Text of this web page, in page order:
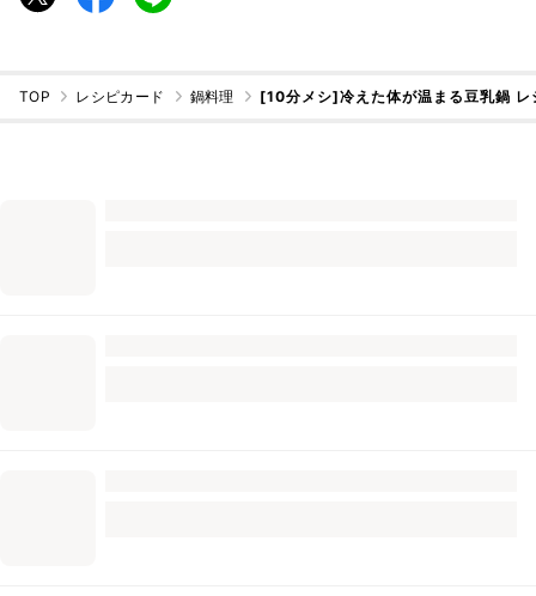
TOP レシピカード 鍋料理 [10分メシ]冷えた体が温まる豆乳鍋 レ